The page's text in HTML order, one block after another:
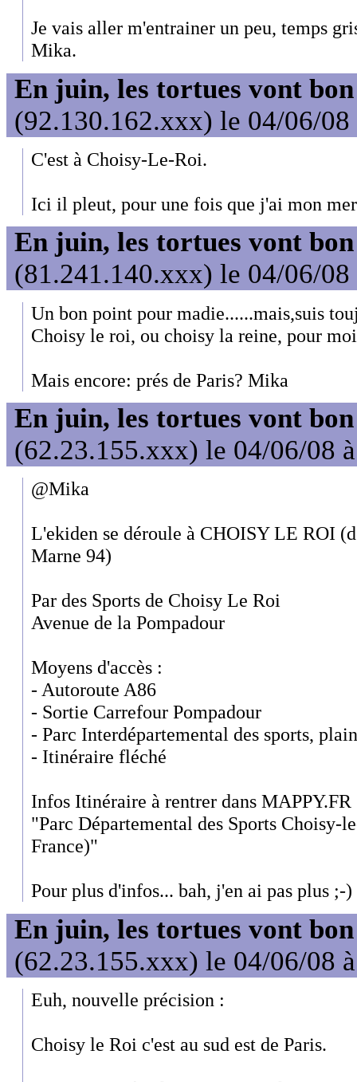
Je vais aller m'entrainer un peu, temps
Mika.
En juin, les tortues vont
(92.130.162.xxx) le 04/06/08
C'est à Choisy-Le-Roi.
Ici il pleut, pour une fois que j'ai mon
En juin, les tortues vont
(81.241.140.xxx) le 04/06/08
Un bon point pour madie......mais,suis
Choisy le roi, ou choisy la reine, pour
Mais encore: prés de Paris? Mika
En juin, les tortues vont
(62.23.155.xxx) le 04/06/08
@Mika
L'ekiden se déroule à CHOISY LE ROI
Marne 94)
Par des Sports de Choisy Le Roi
Avenue de la Pompadour
Moyens d'accès :
- Autoroute A86
- Sortie Carrefour Pompadour
- Parc Interdépartemental des sports,
- Itinéraire fléché
Infos Itinéraire à rentrer dans MAPPY.FR
"Parc Départemental des Sports Choisy-
France)"
Pour plus d'infos... bah, j'en ai pas plus ;-)
En juin, les tortues vont
(62.23.155.xxx) le 04/06/08
Euh, nouvelle précision :
Choisy le Roi c'est au sud est de Paris.